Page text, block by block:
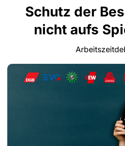
Schutz der
nicht aufs